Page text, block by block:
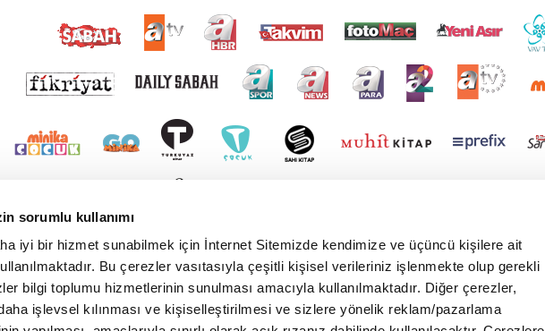
sorumlu kullanımı
iyi bir hizmet sunabilmek için İnternet Sitemizde kendimize ve üçüncü kişilere ait
Bu çerezler vasıtasıyla çeşitli kişisel verileriniz işlenmekte olup gerekli
bilgi toplumu hizmetlerinin sunulması amacıyla kullanılmaktadır. Diğer çerezler,
işlevsel kılınması ve kişiselleştirilmesi ve sizlere yönelik reklam/pazarlama